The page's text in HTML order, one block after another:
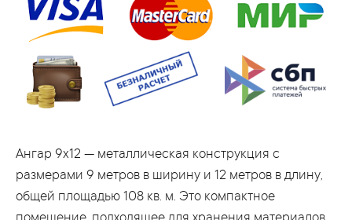
Ангар 9x12 — металлическая конструкция с
размерами 9 метров в ширину и 12 метров в длину,
общей площадью 108 кв. м. Это компактное